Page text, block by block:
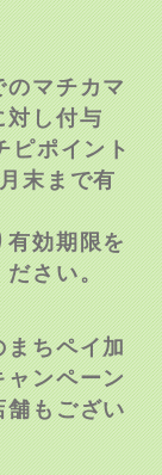
のマチカマ
対し付与
ピポイント
末まで有
有効期限を
ださい。
まちペイ加
ャンペーン
舗もござい